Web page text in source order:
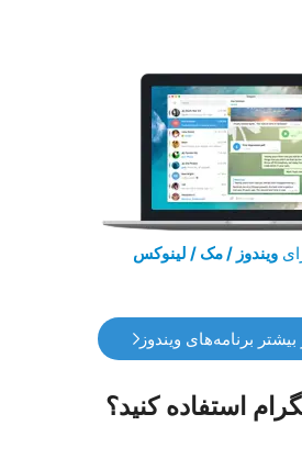
ویندوز / مک / لینوکس
برنامه‌های ویندوز
استفاده کنید؟